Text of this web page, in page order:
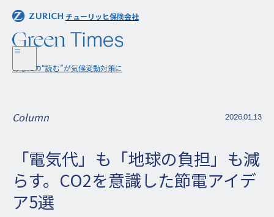
チューリッヒ保険会社
あなたの“読む”が気候変動対策に
チューリッヒ保険会社
あなたの“読む”が気候変動対策に
Column 2026.01.13
「電気代」も「地球の負担」も減
らす。CO2を意識した節電アイデ
ア5選